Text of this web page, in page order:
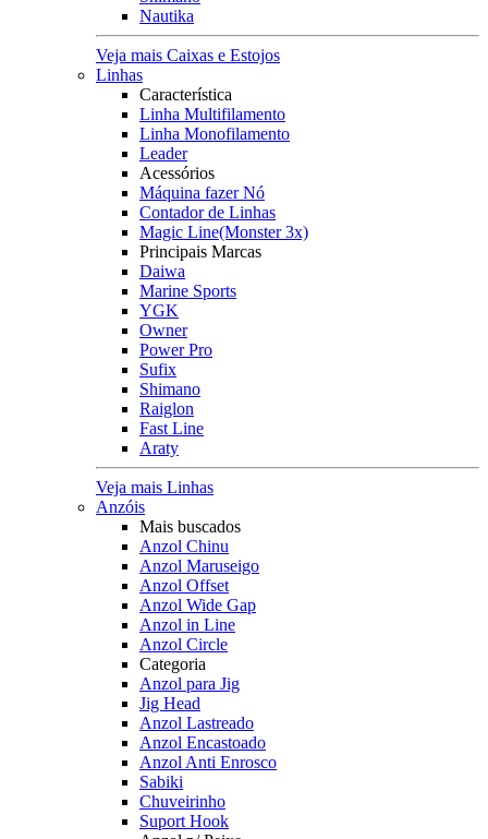
Nautika
Veja mais Caixas e Estojos
Linhas
Característica
Linha Multifilamento
Linha Monofilamento
Leader
Acessórios
Máquina fazer Nó
Contador de Linhas
Magic Line(Monster 3x)
Principais Marcas
Daiwa
Marine Sports
YGK
Owner
Power Pro
Sufix
Shimano
Raiglon
Fast Line
Araty
Veja mais Linhas
Anzóis
Mais buscados
Anzol Chinu
Anzol Maruseigo
Anzol Offset
Anzol Wide Gap
Anzol in Line
Anzol Circle
Categoria
Anzol para Jig
Jig Head
Anzol Lastreado
Anzol Encastoado
Anzol Anti Enrosco
Sabiki
Chuveirinho
Suport Hook